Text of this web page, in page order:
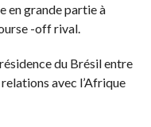
en grande partie à
-off rival.
du Brésil entre
avec l’Afrique